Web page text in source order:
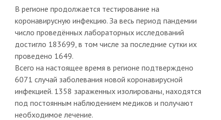
В регионе продолжается тестирование на
коронавирусную инфекцию. За весь период пандемии
число проведённых лабораторных исследований
достигло 183699, в том числе за последние сутки их
проведено 1649.
Всего на настоящее время в регионе подтверждено
6071 случай заболевания новой коронавирусной
инфекцией. 1358 зараженных изолированы, находятся
под постоянным наблюдением медиков и получают
необходимое лечение.